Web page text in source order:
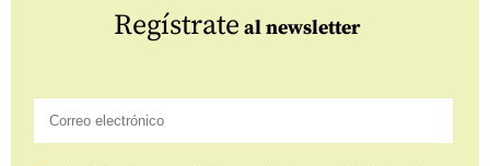
Regístrate al newsletter